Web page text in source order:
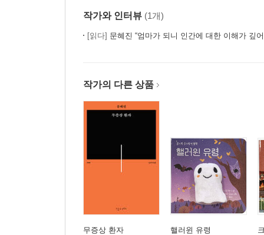
작가와 인터뷰 (1개)
[읽다] 문혜진 “엄마가 되니 인간에 대한 이해가 깊
작가의 다른 상품
무증상 환자 핼러윈 유령